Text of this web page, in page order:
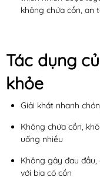
không chứa cồn, an
Tác dụng
khỏe
Giải khát nhanh
Không chứa cồn,
uống nhiều
Không gây đau
với bia có cồn